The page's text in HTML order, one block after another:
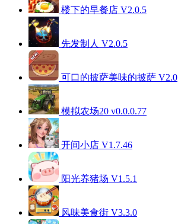
楼下的早餐店 V2.0.5
先发制人 V2.0.5
可口的披萨美味的披萨 V2.0
模拟农场20 v0.0.0.77
开间小店 V1.7.46
阳光养猪场 V1.5.1
风味美食街 V3.3.0